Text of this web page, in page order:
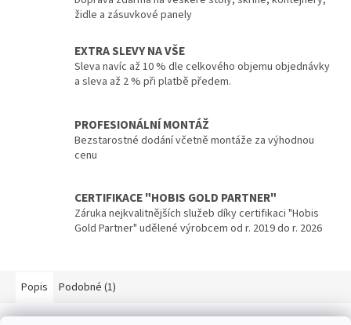
židle a zásuvkové panely
EXTRA SLEVY NA VŠE
Sleva navíc až 10 % dle celkového objemu objednávky
a sleva až 2 % při platbě předem.
PROFESIONÁLNÍ MONTÁŽ
Bezstarostné dodání včetně montáže za výhodnou
cenu
CERTIFIKACE "HOBIS GOLD PARTNER"
Záruka nejkvalitnějších služeb díky certifikaci "Hobis
Gold Partner" udělené výrobcem od r. 2019 do r. 2026
Popis Podobné (1)